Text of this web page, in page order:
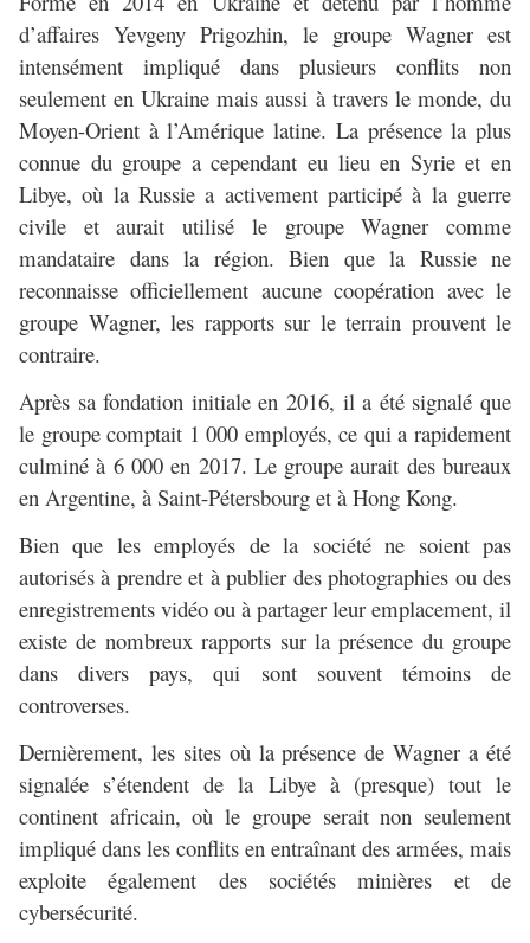
d’affaires Yevgeny Prigozhin, le groupe Wagner est
intensément impliqué dans plusieurs conflits non
seulement en Ukraine mais aussi à travers le monde, du
Moyen-Orient à l’Amérique latine. La présence la plus
connue du groupe a cependant eu lieu en Syrie et en
Libye, où la Russie a activement participé à la guerre
civile et aurait utilisé le groupe Wagner comme
mandataire dans la région. Bien que la Russie ne
reconnaisse officiellement aucune coopération avec le
groupe Wagner, les rapports sur le terrain prouvent le
contraire.
Après sa fondation initiale en 2016, il a été signalé que
le groupe comptait 1 000 employés, ce qui a rapidement
culminé à 6 000 en 2017. Le groupe aurait des bureaux
en Argentine, à Saint-Pétersbourg et à Hong Kong.
Bien que les employés de la société ne soient pas
autorisés à prendre et à publier des photographies ou des
enregistrements vidéo ou à partager leur emplacement, il
existe de nombreux rapports sur la présence du groupe
dans divers pays, qui sont souvent témoins de
controverses.
Dernièrement, les sites où la présence de Wagner a été
signalée s’étendent de la Libye à (presque) tout le
continent africain, où le groupe serait non seulement
impliqué dans les conflits en entraînant des armées, mais
exploite également des sociétés minières et de
cybersécurité.